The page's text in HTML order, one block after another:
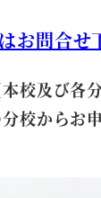
お問合せ
校及び各
校からお